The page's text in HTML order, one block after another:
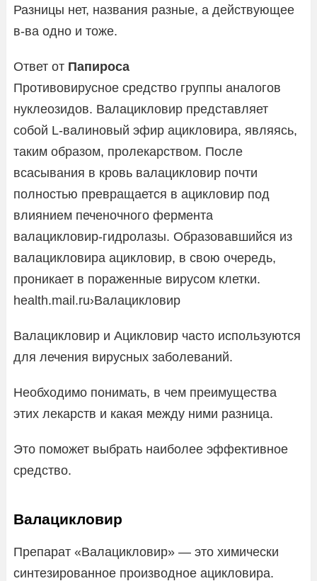
Разницы нет, названия разные, а действующее
в-ва одно и тоже.
Ответ от Папироса
Противовирусное средство группы аналогов
нуклеозидов. Валацикловир представляет
собой L-валиновый эфир ацикловира, являясь,
таким образом, пролекарством. После
всасывания в кровь валацикловир почти
полностью превращается в ацикловир под
влиянием печеночного фермента
валацикловир-гидролазы. Образовавшийся из
валацикловира ацикловир, в свою очередь,
проникает в пораженные вирусом клетки.
health.mail.ru›Валацикловир
Валацикловир и Ацикловир часто используются
для лечения вирусных заболеваний.
Необходимо понимать, в чем преимущества
этих лекарств и какая между ними разница.
Это поможет выбрать наиболее эффективное
средство.
Валацикловир
Препарат «Валацикловир» — это химически
синтезированное производное ацикловира.